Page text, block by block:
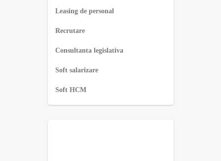
Leasing de personal
Recrutare
Consultanta legislativa
Soft salarizare
Soft HCM